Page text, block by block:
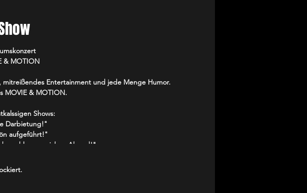
& MOTION
mitreißendes Entertainment und jede Menge Humor.
MOVIE & MOTION.
Shows:
Darbietung!"
aufgeführt!"
Abend!"
liebenswerte Art verzaubert hat!"